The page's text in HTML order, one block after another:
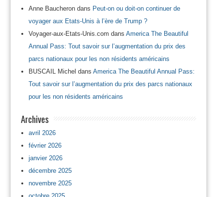
Anne Baucherondans Peut-on ou doit-on continuer de
voyager aux Etats-Unis à l’ère de Trump ?
Voyager-aux-Etats-Unis.com dans America The Beautiful
Annual Pass: Tout savoir sur l’augmentation du prix des
parcs nationaux pour les non résidents américains
BUSCAIL Michel dans America The Beautiful Annual Pass:
Tout savoir sur l’augmentation du prix des parcs nationaux
pour les non résidents américains
Archives
avril 2026
février 2026
janvier 2026
décembre 2025
novembre 2025